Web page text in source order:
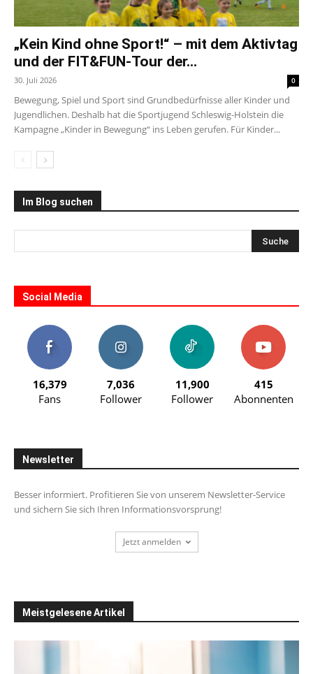
„Kein Kind ohne Sport!“ – mit dem Aktivtag
und der FIT&FUN-Tour der...
30. Juli 2026 0
Bewegung, Spiel und Sport sind Grundbedürfnisse aller Kinder und
Jugendlichen. Deshalb hat die Sportjugend Schleswig-Holstein die
Kampagne „Kinder in Bewegung“ ins Leben gerufen. Für Kinder...
Im Blog suchen
Social Media
16,379
Fans
7,036
Follower
11,900
Follower
415
Abonnenten
Newsletter
Besser informiert. Profitieren Sie von unserem Newsletter-Service
und sichern Sie sich Ihren Informationsvorsprung!
Jetzt anmelden
Meistgelesene Artikel